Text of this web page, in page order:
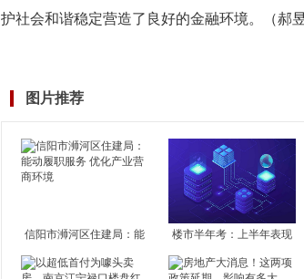
护社会和谐稳定营造了良好的金融环境。（郝
图片推荐
​信阳市浉河区住建局：能
动履职服务 优化产业营商
楼市半年考：上半年表现
平淡 下半年市场修复或仍